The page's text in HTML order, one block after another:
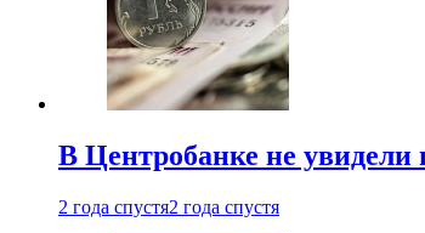
В Центробанке не
2 года спустя2 года спустя